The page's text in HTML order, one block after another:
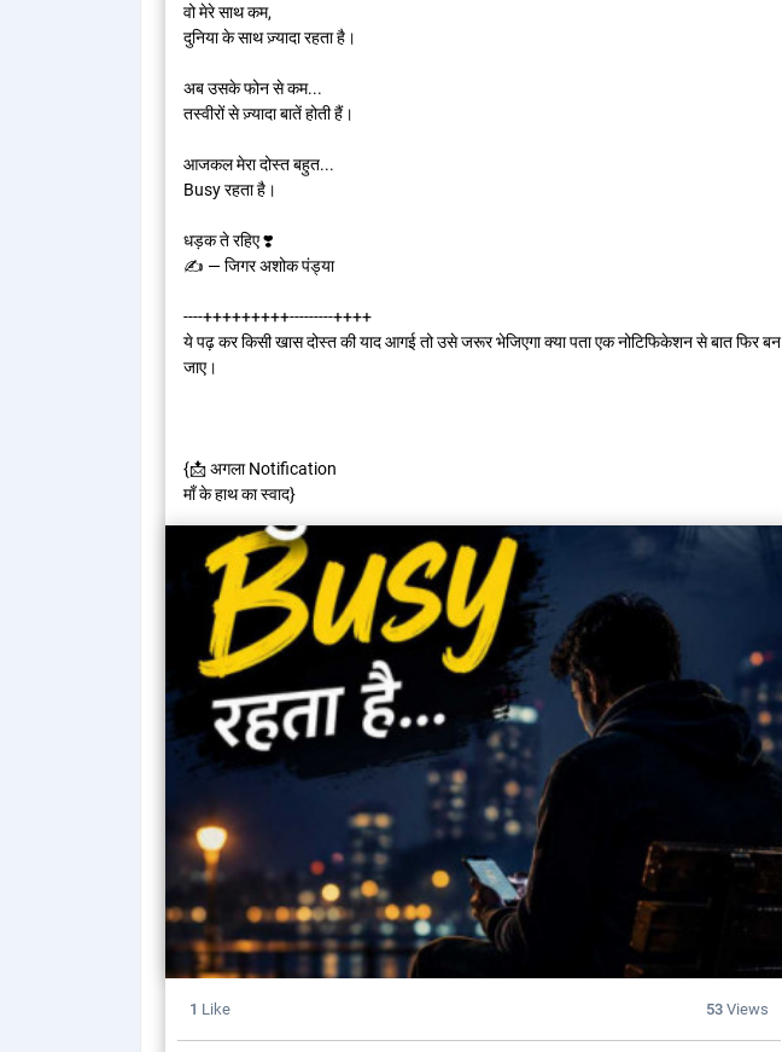
वो मेरे साथ कम,
दुनिया के साथ ज़्यादा रहता है।
अब उसके फोन से कम...
तस्वीरों से ज़्यादा बातें होती हैं।
आजकल मेरा दोस्त बहुत...
Busy रहता है।
धड़क ते रहिए ❣️
✍️ — जिगर अशोक पंड्या
----+++++++++---------++++
ये पढ़ कर किसी खास दोस्त की याद आगई तो उसे जरूर भेजिएगा क्या पता एक नोटिफिकेशन से बात फिर बन
जाए।
{📩 अगला Notification
माँ के हाथ का स्वाद}
1 Like 53 Views